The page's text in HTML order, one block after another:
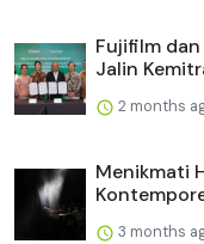
Fujifilm
Jalin
2 months
Menikmati
3 months